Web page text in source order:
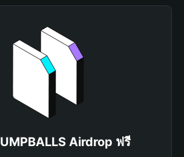
Airdrop ฟรี